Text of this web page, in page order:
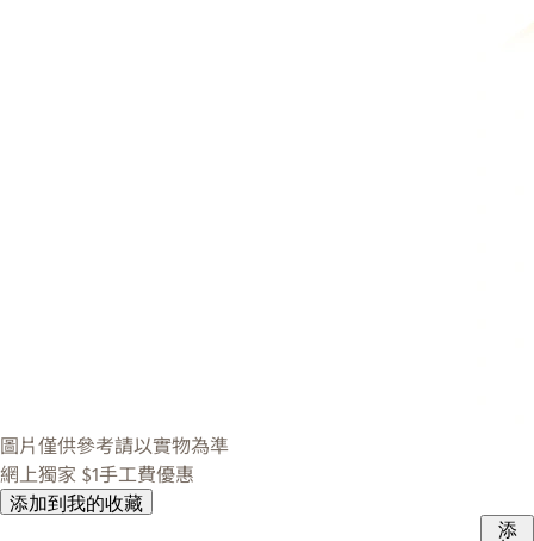
圖片僅供參考請以實物為準
網上獨家 $1手工費優惠
添加到我的收藏
添